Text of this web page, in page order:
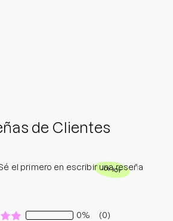
de Clientes
el primero en escribir una reseña
0%
(0)